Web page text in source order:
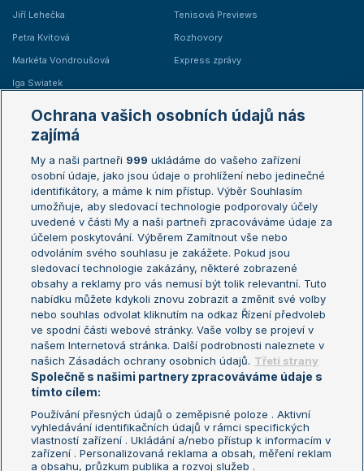
Jiří Lehečka
Petra Kvitová
Markéta Vondroušová
Iga Swiatek
Tenisová Previews
Rozhovory
Express zprávy
Žebříčky
Žebříček ATP (muži)
Žebříček WTA (ženy)
Sázkařský žebříček
Australian Open
French Open
Wimbledon
US Open
Turnaj mistrů
Turnaj mistryň
Aktualní trendy
Fotbalové přestupy
Livesport Daily
LS Prague Open
Podmínky užití
Nastavení soukromí
GDPR a žurnalistika
Reklama
Ochrana vašich osobních údajů nás
zajímá
My a naši partneři 999 ukládáme do vašeho zařízení
osobní údaje, jako jsou údaje o prohlížení nebo jedinečné
identifikátory, a máme k nim přístup. Výběr Souhlasím
umožňuje, aby sledovací technologie podporovaly účely
uvedené v části My a naši partneři zpracováváme údaje za
účelem poskytování. Výběrem Zamítnout vše nebo
odvoláním svého souhlasu je zakážete. Pokud jsou
sledovací technologie zakázány, některé zobrazené
obsahy a reklamy pro vás nemusí být tolik relevantní. Tuto
nabídku můžete kdykoli znovu zobrazit a změnit své volby
nebo souhlas odvolat kliknutím na odkaz Řízení předvoleb
ve spodní části webové stránky. Vaše volby se projeví v
našem Internetová stránka. Další podrobnosti naleznete v
našich Zásadách ochrany osobních údajů. Třetí strany
Společně s našimi partnery zpracováváme údaje s
tímto cílem:
Používání přesných údajů o zeměpisné poloze . Aktivní
vyhledávání identifikačních údajů v rámci specifických
vlastností zařízení . Ukládání a/nebo přístup k informacím v
zařízení . Personalizovaná reklama a obsah, měření reklam
a obsahu, průzkum publika a rozvoj služeb .